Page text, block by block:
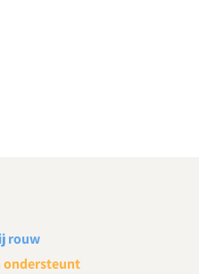
rouw
ondersteunt